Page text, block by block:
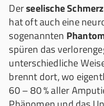
Derseelische
hat oft auch eine
sogenannten
spüren das
unterschiedliche
brennt dort, wo
60 – 80 % aller